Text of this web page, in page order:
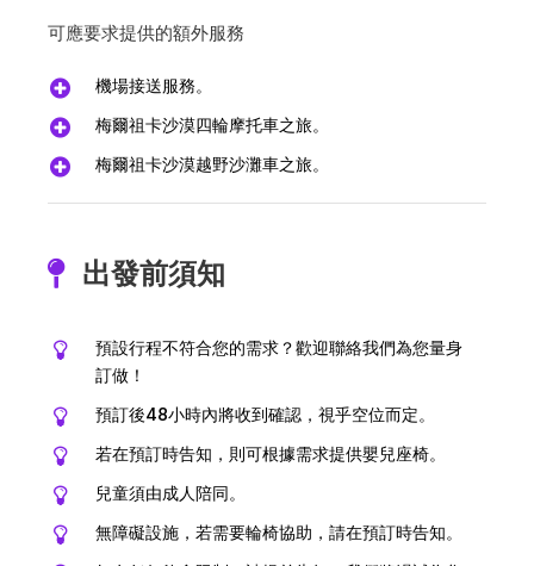
可應要求提供的額外服務
機場接送服務。
梅爾祖卡沙漠四輪摩托車之旅。
梅爾祖卡沙漠越野沙灘車之旅。
出發前須知
預設行程不符合您的需求？歡迎聯絡我們為您量身
訂做！
預訂後48小時內將收到確認，視乎空位而定。
若在預訂時告知，則可根據需求提供嬰兒座椅。
兒童須由成人陪同。
無障礙設施，若需要輪椅協助，請在預訂時告知。